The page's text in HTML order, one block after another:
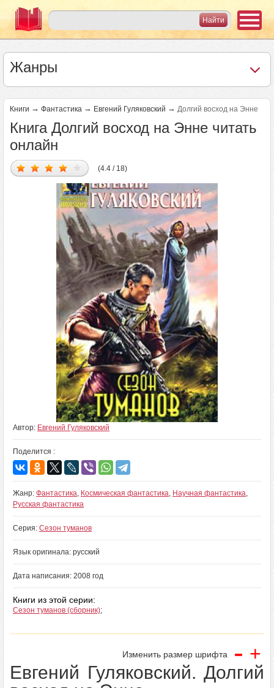
Жанры
Книги → Фантастика → Евгений Гуляковский → Долгий восход на Энне
Книга Долгий восход на Энне читать
онлайн
(4.4 / 18)
Автор: Евгений Гуляковский
Поделится :
Жанр: Фантастика, Космическая фантастика, Научная фантастика,
Русская фантастика
Серия: Сезон туманов
Язык оригинала: русский
Дата написания: 2008 год
Книги из этой серии:
Сезон туманов (сборник);
Изменить размер шрифта - +
Евгений Гуляковский. Долгий